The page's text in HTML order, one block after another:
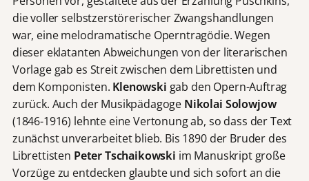
die voller selbstzerstörerischer Zwangshandlungen
war, eine melodramatische Operntragödie. Wegen
dieser eklatanten Abweichungen von der literarischen
Vorlage gab es Streit zwischen dem Librettisten und
dem Komponisten. Klenowski gab den Opern-Auftrag
zurück. Auch der Musikpädagoge Nikolai Solowjow
(1846-1916) lehnte eine Vertonung ab, so dass der Text
zunächst unverarbeitet blieb. Bis 1890 der Bruder des
Librettisten Peter Tschaikowski im Manuskript große
Vorzüge zu entdecken glaubte und sich sofort an die